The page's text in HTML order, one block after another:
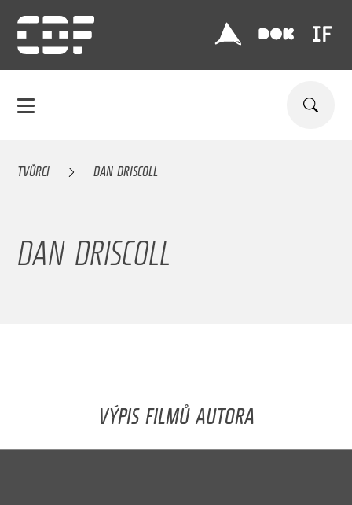
TVŮRCI DAN DRISCOLL
DAN DRISCOLL
VÝPIS FILMŮ AUTORA